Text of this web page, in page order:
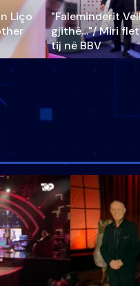
Liço
"Faleminderit
gjithë…"/ Miri
tij në BBV